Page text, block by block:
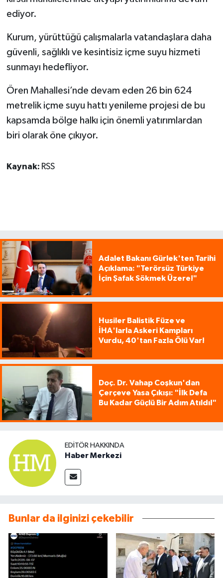
ediyor.
Kurum, yürüttüğü çalışmalarla vatandaşlara daha
güvenli, sağlıklı ve kesintisiz içme suyu hizmeti
sunmayı hedefliyor.
Ören Mahallesi’nde devam eden 26 bin 624
metrelik içme suyu hattı yenileme projesi de bu
kapsamda bölge halkı için önemli yatırımlardan
biri olarak öne çıkıyor.
Kaynak: RSS
Adalet Bakanı Gürlek'ten Tarihi
Açıklama: "Terörsüz Türkiye
İçin Şafak Sökmek Üzere!"
Husiler Balistik Füze ve
İHA'larla Askeri Kampları
Vurdu, 40'tan Fazla Ölü Var!
Doç. Dr. Vahap Coşkun'dan
Çerçeve Yasa Çıkışı: "İlk Defa
Bu Kadar Güçlü Bir Adım Atıldı!"
EDITÖR HAKKINDA
Haber Merkezi
Bunlar da ilginizi çekebilir